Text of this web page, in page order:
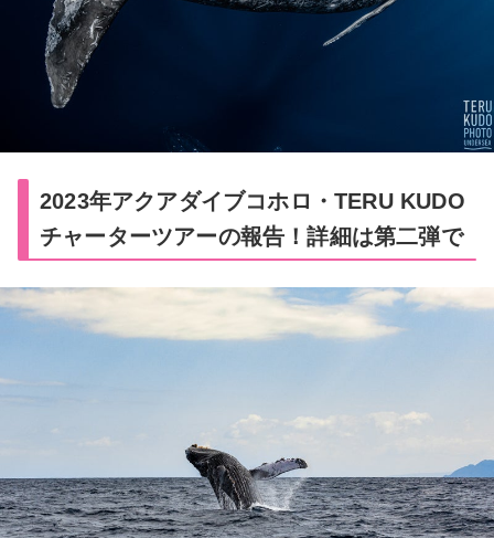
2023年アクアダイブコホロ・TERU KUDO
チャーターツアーの報告！詳細は第二弾で